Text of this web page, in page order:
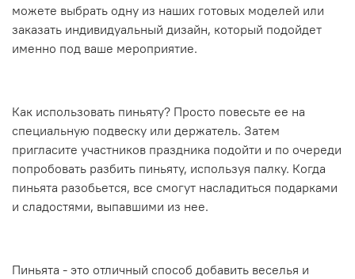
можете выбрать одну из наших готовых моделей или
заказать индивидуальный дизайн, который подойдет
именно под ваше мероприятие.
Как использовать пиньяту? Просто повесьте ее на
специальную подвеску или держатель. Затем
пригласите участников праздника подойти и по очереди
попробовать разбить пиньяту, используя палку. Когда
пиньята разобьется, все смогут насладиться подарками
и сладостями, выпавшими из нее.
Пиньята - это отличный способ добавить веселья и